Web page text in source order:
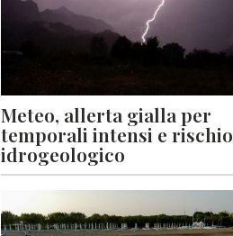
Meteo, allerta gialla per
temporali intensi e rischio
idrogeologico